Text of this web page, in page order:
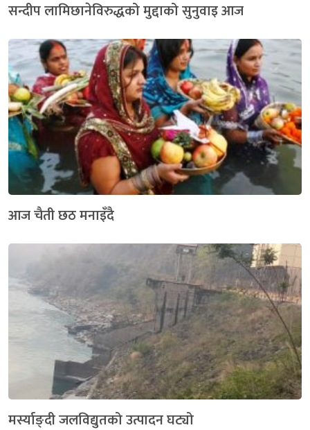
सन्दीप लामिछानेविरुद्धको मुद्दाको सुनुवाइ आज
आज चैती छठ मनाइँदै
मर्स्याङ्दी जलविद्युतको उत्पादन घट्यो